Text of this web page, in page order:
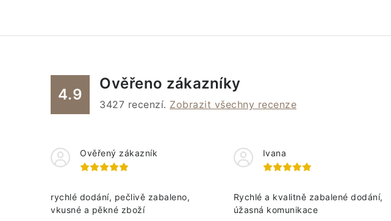
4.9
Ověřeno zákazníky
3427 recenzí. Zobrazit všechny recenze
Ověřený zákazník
rychlé dodání, pečlivě zabaleno,
vkusné a pěkné zboží
Ivana
Rychlé a kvalitně zabalené dodání,
úžasná komunikace